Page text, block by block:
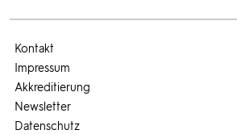
Kontakt
Impressum
Akkreditierung
Newsletter
Datenschutz